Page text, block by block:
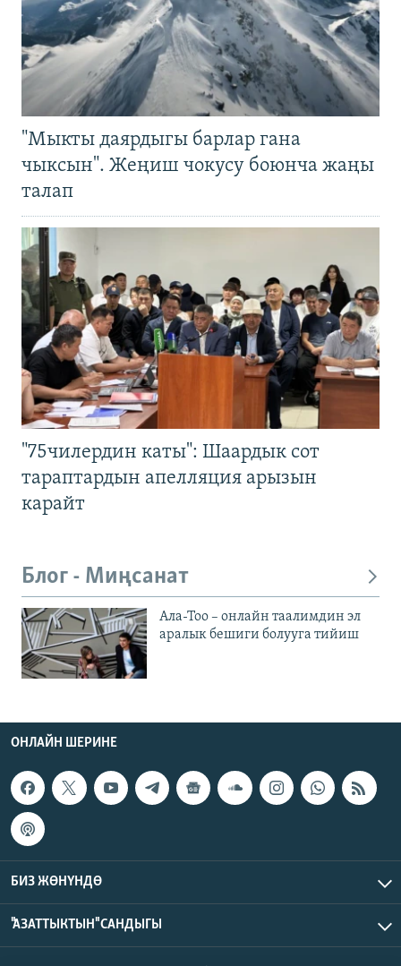
"Мыкты даярдыгы барлар гана
чыксын". Жеңиш чокусу боюнча жаңы
талап
"75чилердин каты": Шаардык сот
тараптардын апелляция арызын
карайт
Блог - Миңсанат
Ала-Тоо – онлайн таалимдин эл
аралык бешиги болууга тийиш
ОНЛАЙН ШЕРИНЕ
БИЗ ЖӨНҮНДӨ
"АЗАТТЫКТЫН" САНДЫГЫ